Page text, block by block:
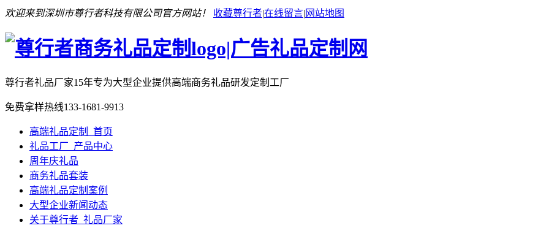
欢迎来到深圳市尊行者科技有限公司官方网站！ 收藏尊行者|在线留言| 网站地图
尊行者礼品厂家15年专为大型企业提供高端商务礼品研发定制工厂
免费拿样热线133-1681-9913
高端礼品定制_首页
礼品工厂_产品中心
周年庆礼品
商务礼品套装
高端礼品定制案例
大型企业新闻动态
关于尊行者_礼品厂家